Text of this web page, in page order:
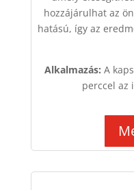
hozzájárulhat az
hatású, így az
Alkalmazás: A
perccel az